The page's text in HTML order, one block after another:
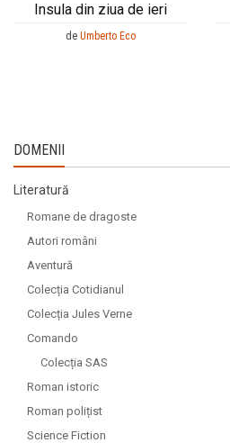
Insula din ziua de ieri
de Umberto Eco
DOMENII
Literatură
Romane de dragoste
Autori români
Aventură
Colecția Cotidianul
Colecția Jules Verne
Comando
Colecția SAS
Roman istoric
Roman polițist
Science Fiction